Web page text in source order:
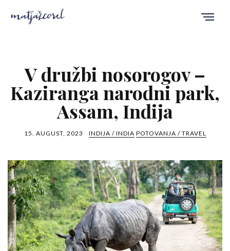
V družbi nosorogov –
Kaziranga narodni park,
Assam, Indija
15. AUGUST, 2023 INDIJA / INDIA POTOVANJA / TRAVEL